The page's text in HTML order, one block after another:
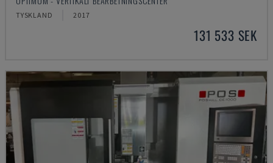
TYSKLAND 2017
131 533 SEK